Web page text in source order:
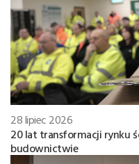
28 lipiec 2026
20 lat transformacji rynku
budownictwie